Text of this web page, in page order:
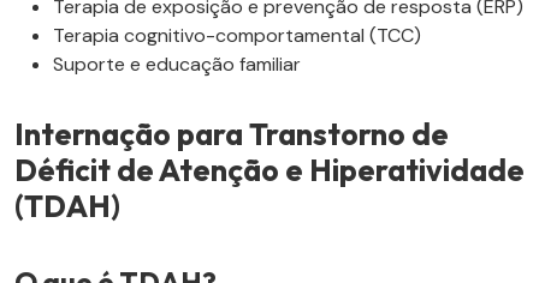
Terapia de exposição e prevenção de resposta (ERP)
Terapia cognitivo-comportamental (TCC)
Suporte e educação familiar
Internação para Transtorno de
Déficit de Atenção e Hiperatividade
(TDAH)